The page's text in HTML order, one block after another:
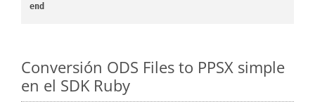
end
Conversión ODS Files to PPSX simple
en el SDK Ruby